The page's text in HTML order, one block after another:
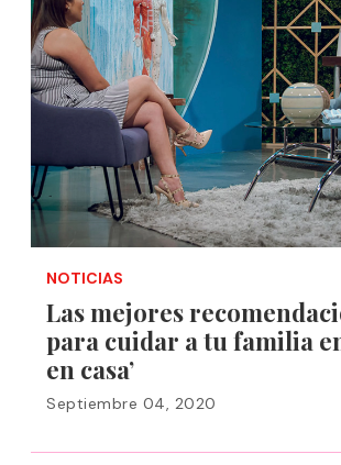
NOTICIAS
Las mejores
para cuidar a tu familia
en casa’
Septiembre 04, 2020